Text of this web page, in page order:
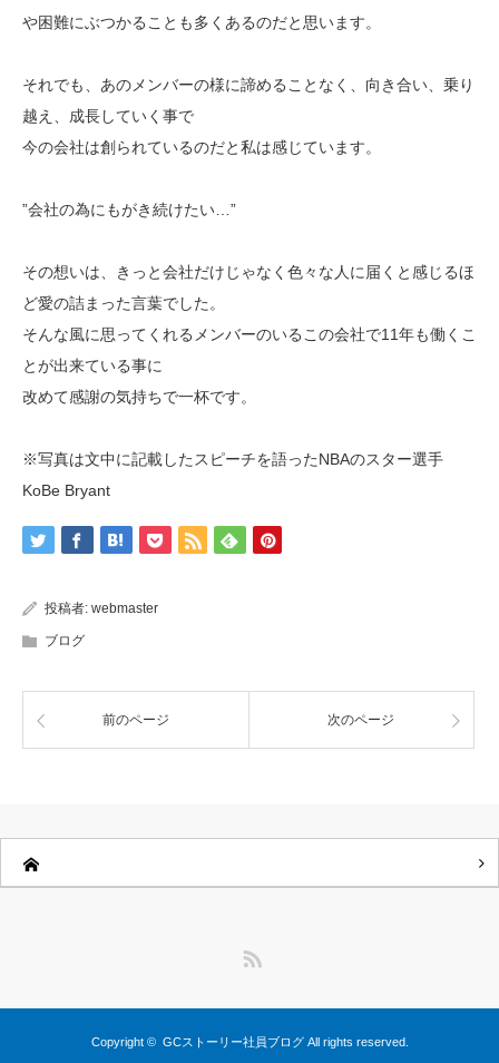
や困難にぶつかることも多くあるのだと思います。
それでも、あのメンバーの様に諦めることなく、向き合い、乗り
越え、成長していく事で
今の会社は創られているのだと私は感じています。
”会社の為にもがき続けたい…”
その想いは、きっと会社だけじゃなく色々な人に届くと感じるほ
ど愛の詰まった言葉でした。
そんな風に思ってくれるメンバーのいるこの会社で11年も働くこ
とが出来ている事に
改めて感謝の気持ちで一杯です。
※写真は文中に記載したスピーチを語ったNBAのスター選手
KoBe Bryant
投稿者: webmaster
ブログ
前のページ 次のページ
Copyright © GCストーリー社員ブログAll rights reserved.